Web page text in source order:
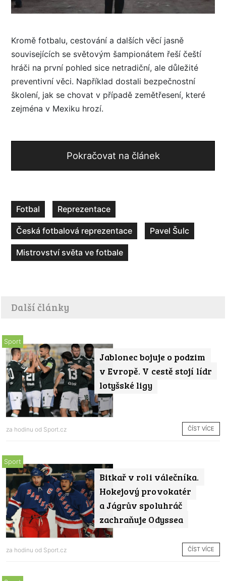
Kromě fotbalu, cestování a dalších věcí jasně
souvisejících se světovým šampionátem řeší čeští
hráči na první pohled sice netradiční, ale důležité
preventivní věci. Například dostali bezpečnostní
školení, jak se chovat v případě zemětřesení, které
zejména v Mexiku hrozí.
Pokračovat na článek
Fotbal Reprezentace
Česká fotbalová reprezentace Pavel Šulc
Mistrovství světa ve fotbale
Další články
Jablonec bojuje o podzim
v Evropě. V cestě stojí lídr
lotyšské ligy
Sport
za hodinu od Sport.cz ČÍST VÍCE
Bitkař v roli válečníka.
Hokejový provokatér
a Jágrův spoluhráč
zachraňuje Odyssea
Sport
za hodinu od Sport.cz ČÍST VÍCE